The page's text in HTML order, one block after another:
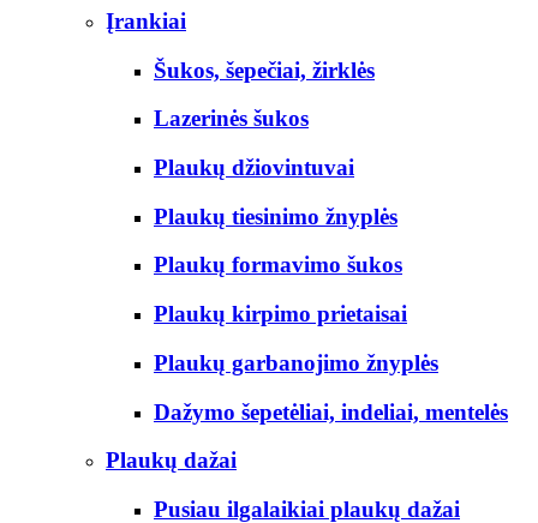
Įrankiai
Šukos, šepečiai, žirklės
Lazerinės šukos
Plaukų džiovintuvai
Plaukų tiesinimo žnyplės
Plaukų formavimo šukos
Plaukų kirpimo prietaisai
Plaukų garbanojimo žnyplės
Dažymo šepetėliai, indeliai, mentelės
Plaukų dažai
Pusiau ilgalaikiai plaukų dažai